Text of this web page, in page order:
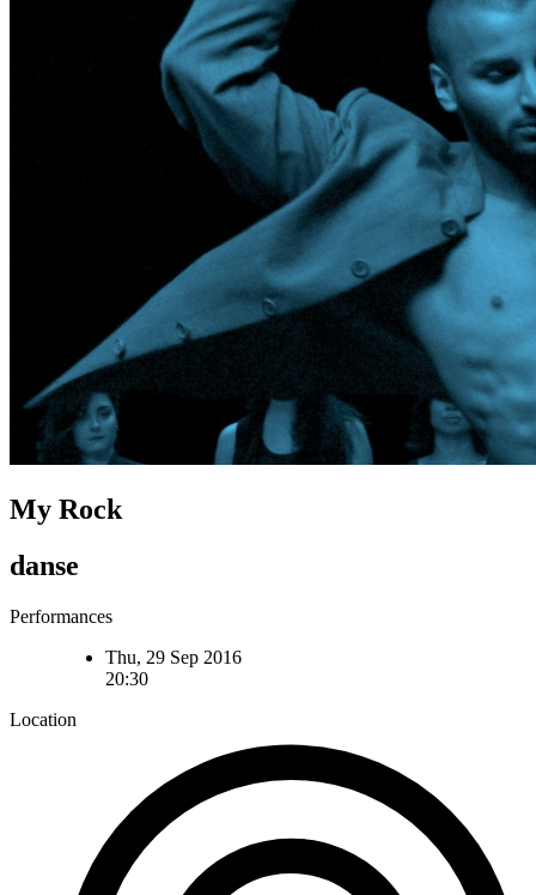
My Rock
danse
Performances
Thu, 29 Sep 2016
20:30
Location